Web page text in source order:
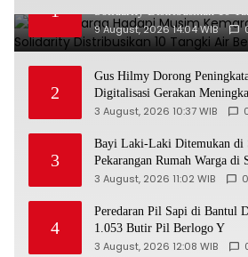
1
9 August, 2026 14:04 WIB
2
Gus Hilmy Dorong
Digitalisasi Gerakan
DIY
3 August, 2026 10:37 WIB
3
Bayi Laki-Laki Ditemukan di
Pekarangan Rumah Warga di
Menempel
3 August, 2026 11:02 WIB 0
4
Peredaran Pil Sapi di Bantul
1.053 Butir Pil Berlogo Y
3 August, 2026 12:08 WIB